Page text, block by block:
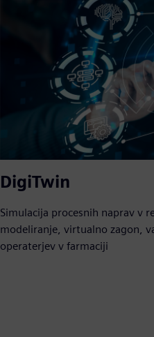
DigiTwin
Simulacija procesnih naprav v
modeliranje, virtualno zagon,
operaterjev v farmaciji